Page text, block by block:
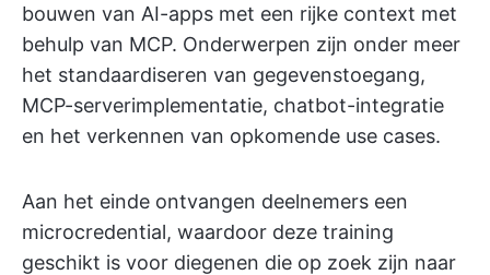
bouwen van AI-apps met een rijke context met
behulp van MCP. Onderwerpen zijn onder meer
het standaardiseren van gegevenstoegang,
MCP-serverimplementatie, chatbot-integratie
en het verkennen van opkomende use cases.
Aan het einde ontvangen deelnemers een
microcredential, waardoor deze training
geschikt is voor diegenen die op zoek zijn naar